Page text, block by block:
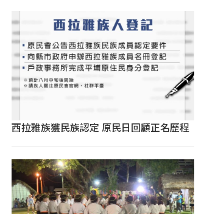
西拉雅族獲民族認定 原民日回顧正名歷程